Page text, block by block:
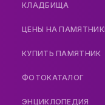
КЛАДБИЩА
ЦЕНЫ НА
КУПИТЬ ПАМЯТНИК
ФОТОКАТАЛОГ
ЭНЦИКЛОПЕДИЯ